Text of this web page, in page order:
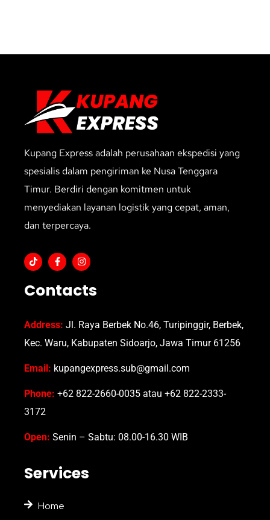
Kupang Express adalah perusahaan ekspedisi yang
spesialis dalam pengiriman ke Nusa Tenggara
Timur. Berdiri dengan komitmen untuk
menyediakan layanan logistik yang cepat, aman,
dan terpercaya.
Contacts
Address: Jl. Raya Berbek No.46, Turipinggir, Berbek,
Kec. Waru, Kabupaten Sidoarjo, Jawa Timur 61256
Email: kupangexpress.sub@gmail.com
Phone: +62 822-2660-0035 atau +62 822-2333-
3172
Open: Senin – Sabtu: 08.00-16.30 WIB
Services
Home